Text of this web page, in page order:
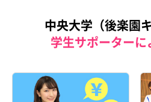
中央大学（後楽園
学生サポーター